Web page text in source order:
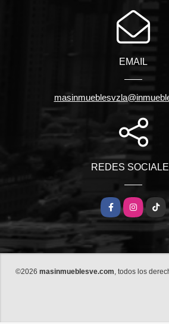
EMAIL
REDES
FacebookInstagram
©2026 masinmueblesve.com , todos los